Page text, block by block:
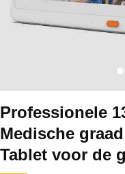
Professionele
Medische
Tablet voor de